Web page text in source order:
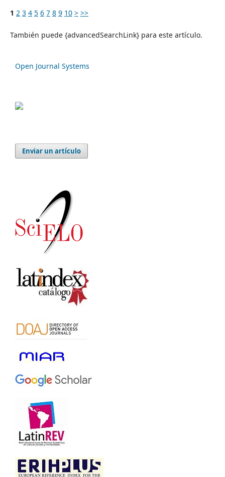
1 2 3 4 5 6 7 8 9 10 > >>
También puede {advancedSearchLink} para este artículo.
Open Journal Systems
Enviar un artículo